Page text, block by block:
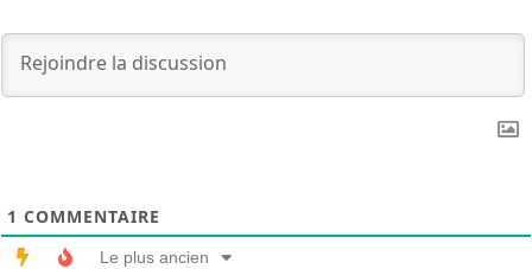
1 COMMENTAIRE
Le plus ancien